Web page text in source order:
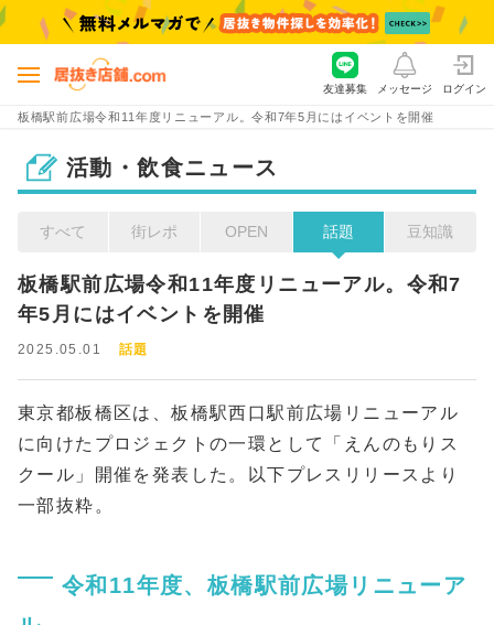
板橋駅前広場令和11年度リニューアル。令和7年5月にはイベントを開催
友達募集 メッセージ ログイン
活動・飲食ニュース
すべて 街レポ OPEN 話題 豆知識
板橋駅前広場令和11年度リニューアル。令和7
年5月にはイベントを開催
2025.05.01 話題
東京都板橋区は、板橋駅西口駅前広場リニューアル
に向けたプロジェクトの一環として「えんのもりス
クール」開催を発表した。以下プレスリリースより
一部抜粋。
令和11年度、板橋駅前広場リニューア